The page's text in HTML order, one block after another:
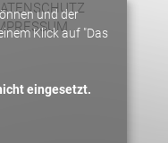
und der
Klick auf "Das
eingesetzt.